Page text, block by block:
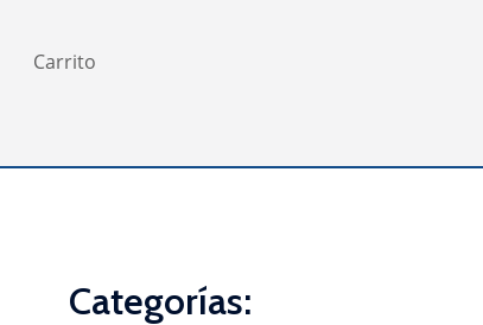
Carrito
Categorías: